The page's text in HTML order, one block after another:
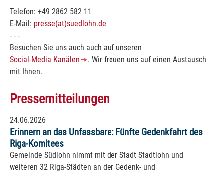
Telefon: +49 2862 582 11
E-Mail: presse(at)suedlohn.de
- - -
Besuchen Sie uns auch auch auf unseren
Social-Media Kanälen
. Wir freuen uns auf einen Austausch
mit Ihnen.
Pressemitteilungen
24.06.2026
Erinnern an das Unfassbare: Fünfte Gedenkfahrt des
Riga-Komitees
Gemeinde Südlohn nimmt mit der Stadt Stadtlohn und
weiteren 32 Riga-Städten an der Gedenk- und